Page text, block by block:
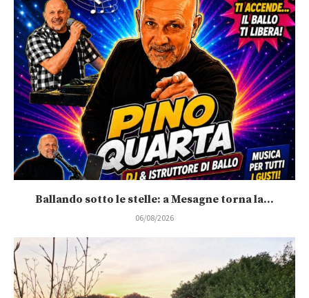
Ballando sotto le stelle: a Mesagne torna la...
06/08/2026